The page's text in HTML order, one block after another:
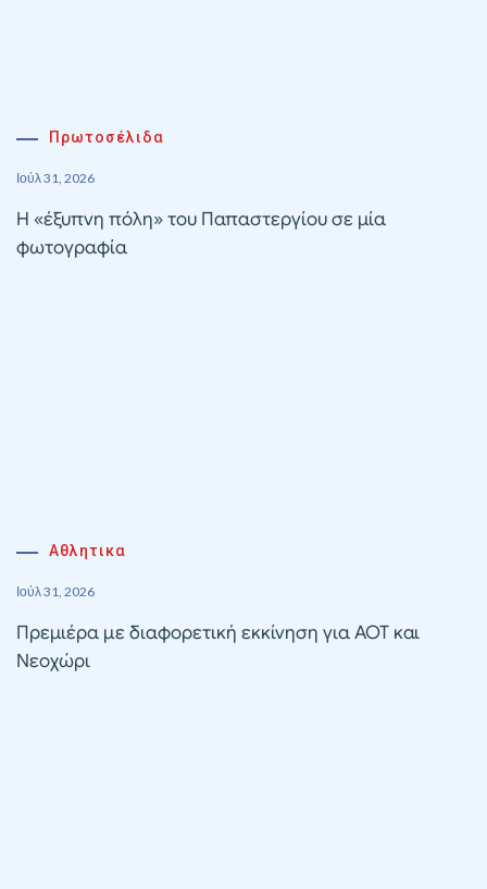
Πρωτοσέλιδα
Ιούλ 31, 2026
Η «έξυπνη πόλη» του Παπαστεργίου σε μία
φωτογραφία
Αθλητικα
Ιούλ 31, 2026
Πρεμιέρα με διαφορετική εκκίνηση για ΑΟΤ και
Νεοχώρι